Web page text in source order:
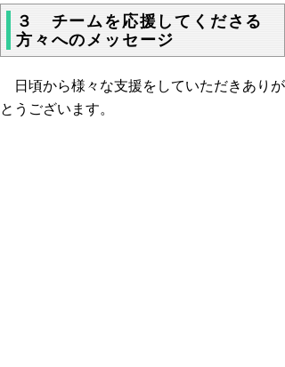
３ チームを応援してくださる
方々へのメッセージ
日頃から様々な支援をしていただきありが
とうございます。